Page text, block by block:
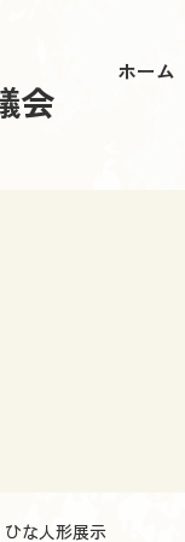
会
ホーム
な人形展示